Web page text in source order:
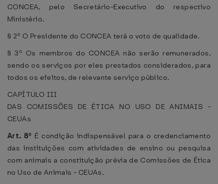
CONCEA, pelo Secretário-Executivo do respectivo
Ministério.
§ 2º O Presidente do CONCEA terá o voto de qualidade.
§ 3º Os membros do CONCEA não serão remunerados,
sendo os serviços por eles prestados considerados, para
todos os efeitos, de relevante serviço público.
CAPÍTULO III
DAS COMISSÕES DE ÉTICA NO USO DE ANIMAIS -
CEUAs
Art. 8º É condição indispensável para o credenciamento
das instituições com atividades de ensino ou pesquisa
com animais a constituição prévia de Comissões de Ética
no Uso de Animais - CEUAs.